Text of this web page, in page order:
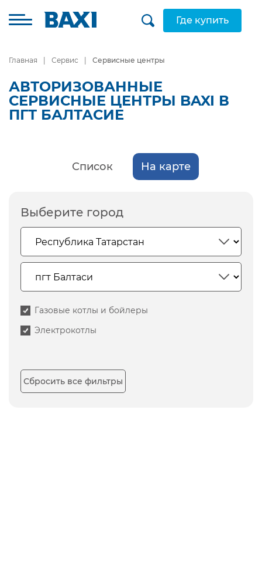
Где купить
Главная Сервис Сервисные центры
АВТОРИЗОВАННЫЕ
СЕРВИСНЫЕ ЦЕНТРЫ BAXI В
ПГТ БАЛТАСИЕ
Список На карте
Выберите город
Газовые котлы и бойлеры
Электрокотлы
Сбросить все фильтры